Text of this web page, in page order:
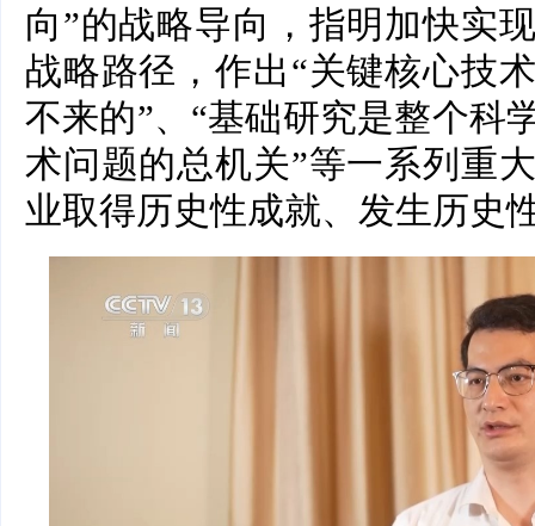
向”的战略导向，指明加快实
战略路径，作出“关键核心技
不来的”、“基础研究是整个科
术问题的总机关”等一系列重
业取得历史性成就、发生历史